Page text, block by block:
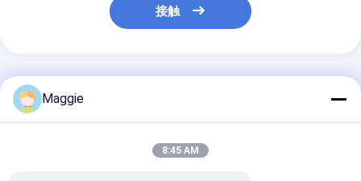
接触
鉱山のための岩石マルチシリ
Maggie
8:45 AM